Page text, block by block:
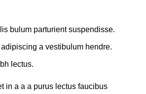
bulum parturient suspendisse.
a vestibulum hendre.
lectus.
in a a a purus lectus faucibus